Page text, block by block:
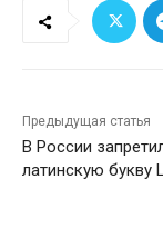
Предыдущая статья
В России
латинскую букву